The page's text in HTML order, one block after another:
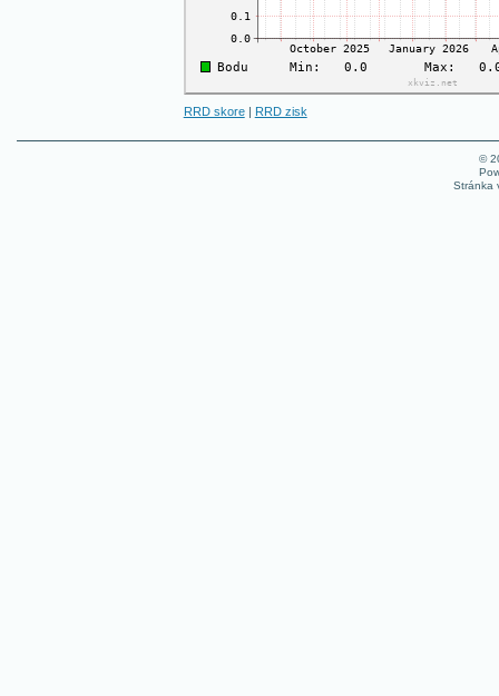
RRD skore| RRD zisk
©
Stránka